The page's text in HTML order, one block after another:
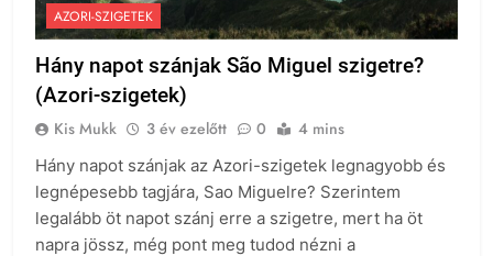
AZORI-SZIGETEK
Hány napot szánjak São Miguel szigetre?
(Azori-szigetek)
Kis Mukk 3 év ezelőtt 0 4 mins
Hány napot szánjak az Azori-szigetek legnagyobb és
legnépesebb tagjára, Sao Miguelre? Szerintem
legalább öt napot szánj erre a szigetre, mert ha öt
napra jössz, még pont meg tudod nézni a